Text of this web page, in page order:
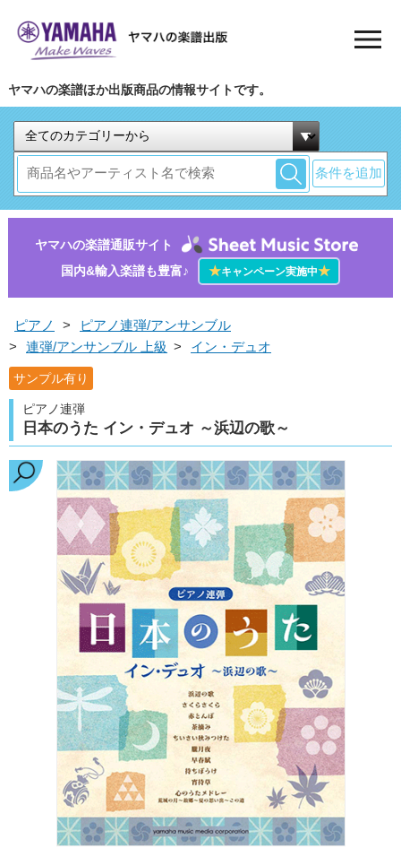
ヤマハの楽譜ほか出版商品の情報サイトです。
条件を追加
ヤマハの楽譜通販サイト
国内&輸入楽譜も豊富♪
★キャンペーン実施中★
ピアノ >
ピアノ連弾/アンサンブル
>
連弾/アンサンブル 上級 > イン・デュオ
サンプル有り
ピアノ連弾
日本のうた イン・デュオ ～浜辺の歌～